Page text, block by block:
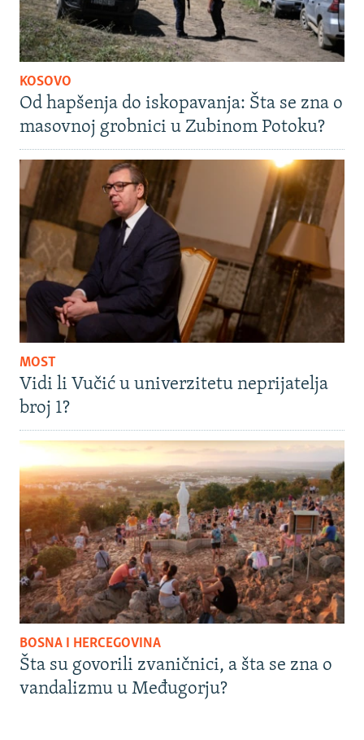
KOSOVO
Od hapšenja do iskopavanja: Šta se zna o
masovnoj grobnici u Zubinom Potoku?
MOST
Vidi li Vučić u univerzitetu neprijatelja
broj 1?
BOSNA I HERCEGOVINA
Šta su govorili zvaničnici, a šta se zna o
vandalizmu u Međugorju?